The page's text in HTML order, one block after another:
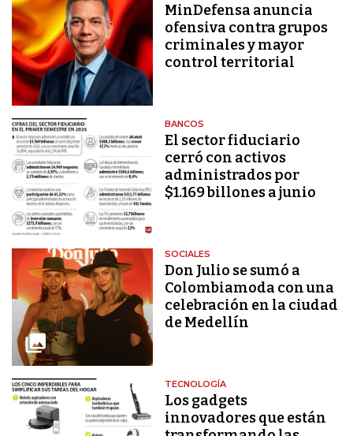
MinDefensa anuncia
ofensiva contra grupos
criminales y mayor
control territorial
BANCOS
El sector fiduciario
cerró con activos
administrados por
$1.169 billones a junio
SOCIALES
Don Julio se sumó a
Colombiamoda con una
celebración en la ciudad
de Medellín
TECNOLOGÍA
Los gadgets
innovadores que están